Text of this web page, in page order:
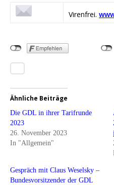
Virenfrei.
Ähnliche Beiträge
Die GDL in ihrer Tarifrunde
2023
26. November 2023
In "Allgemein"
Gespräch mit Claus Weselsky –
Bundesvorsitzender der GDL